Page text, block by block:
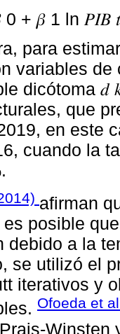
+ 𝛽 1 ln 𝑃𝐼𝐵 𝑡
para
variables de
dicótoma 𝑑
que
en este
cuando la
afirman
posible
debido a la
se utilizó el
iterativos y
Ofoeda et
Winsten